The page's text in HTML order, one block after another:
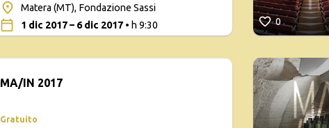
Matera (MT), Fondazione Sassi
1 dic 2017 – 6 dic 2017• h 9:30
MA/IN 2017
Gratuito
0